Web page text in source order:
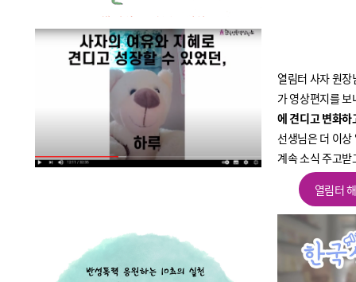
열림터 사자 원
가 영상편지를
에 견디고 변화하
선생님은 더 이
계속 소식 주고
열림터